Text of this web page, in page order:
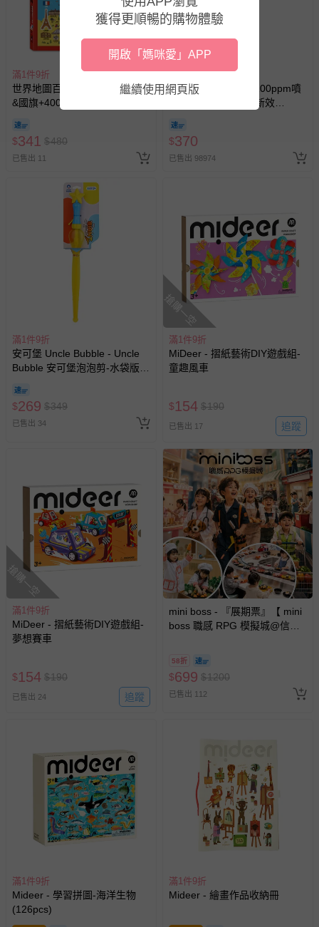
滿1件9折
世界地圖百科*新版*(200個國家
&國旗+4000個雙語單字)-
$341 $480
已售出 11
滿1500元贈好禮
病毒崩 VirusBom - 100ppm噴
劑隨身瓶-公司貨/最新效
$370
已售出 98974
滿1件9折
安可堡 Uncle Bubble - Uncle
Bubble 安可堡泡泡剪-水袋版
$269 $349
已售出 34
搶購一空
滿1件9折
MiDeer - 摺紙藝術DIY遊戲組-
童趣風車
$154 $190
已售出 17 追蹤
搶購一空
滿1件9折
MiDeer - 摺紙藝術DIY遊戲組-
夢想賽車
$154 $190
已售出 24 追蹤
mini boss - 『展期票』【 mini
boss 職感 RPG 模擬城@信義
期作廢) (兒童票(2歲以上)贈一
名陪伴成人)
58折
$699 $1200
已售出 112
滿1件9折
Mideer - 學習拼圖-海洋生物
(126pcs)
滿1件9折
Mideer - 繪畫作品收納冊
獲得更順暢的購物體驗
開啟「媽咪愛」APP
繼續使用網頁版